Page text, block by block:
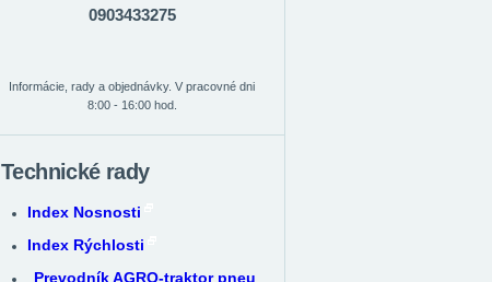
0903433275
Informácie, rady a objednávky. V pracovné dni
8:00 - 16:00 hod.
Technické rady
Index Nosnosti
Index Rýchlosti
Prevodník AGRO-traktor pneu